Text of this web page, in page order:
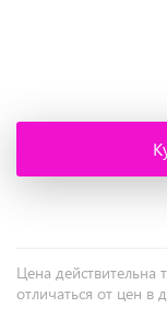
Цена действительна
отличаться от цен в